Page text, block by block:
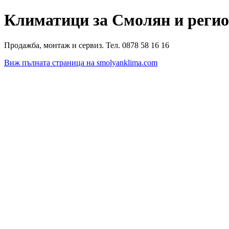
Климатици за Смолян и
Продажба, монтаж и сервиз. Тел. 0878 58 16 16
Виж пълната страница на smolyanklima.com